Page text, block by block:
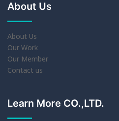
About Us
About Us
Our Work
Our Member
Contact us
Learn More CO.,LTD.